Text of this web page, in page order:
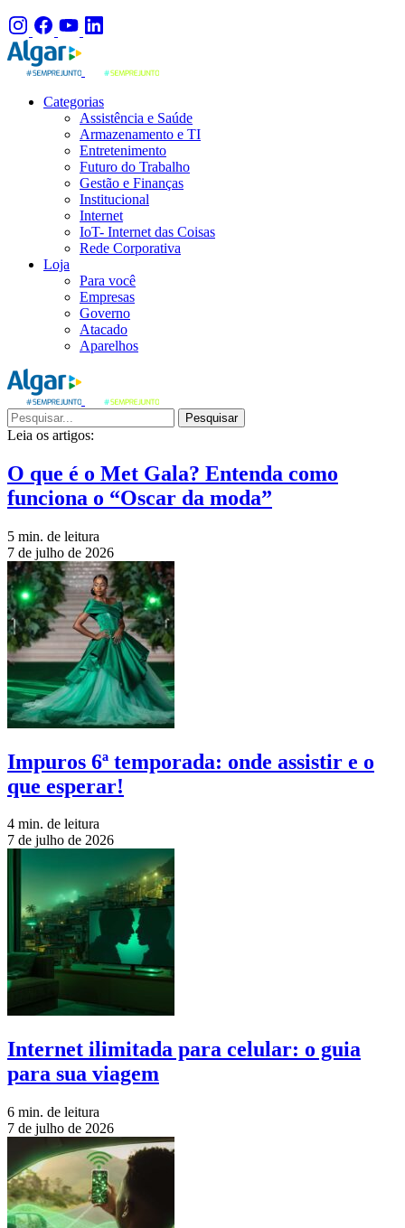
Categorias
Assistência e Saúde
Armazenamento e TI
Entretenimento
Futuro do Trabalho
Gestão e Finanças
Institucional
Internet
IoT- Internet das Coisas
Rede Corporativa
Loja
Para você
Empresas
Governo
Atacado
Aparelhos
Pesquisar
Leia os artigos:
O que é o Met Gala? Entenda como
funciona o “Oscar da moda”
5 min. de leitura
7 de julho de 2026
Impuros 6ª temporada: onde assistir e o
que esperar!
4 min. de leitura
7 de julho de 2026
Internet ilimitada para celular: o guia
para sua viagem
6 min. de leitura
7 de julho de 2026